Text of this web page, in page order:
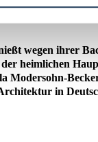
wegen ihrer
heimlichen
Modersohn-
in